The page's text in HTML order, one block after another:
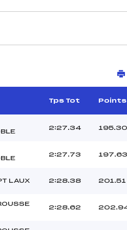
VARIANTE
DELEVAL
Tps Tot Points
2:27.34 195.30
2:27.73 197.63
LAUX 2:28.38 201.51
2:28.62